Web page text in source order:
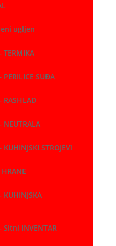
ugljen
SUĐA
STROJEVI
INVENTAR